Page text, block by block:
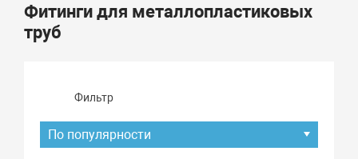
Фитинги для металлопластиковых
труб
Фильтр
По популярности